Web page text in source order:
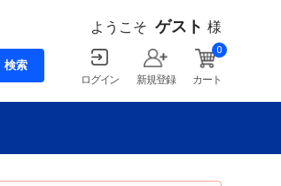
ようこそ ゲスト 様
ログイン 新規登録 カート
0